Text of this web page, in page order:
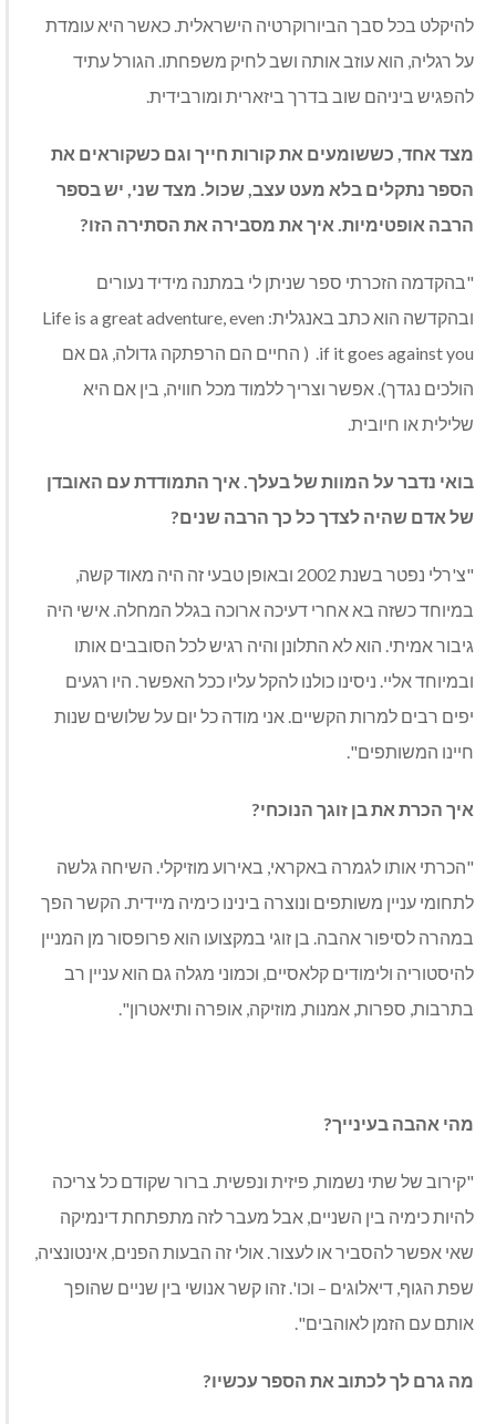
להיקלט בכל סבך הביורוקרטיה הישראלית. כאשר היא עומדת
על רגליה, הוא עוזב אותה ושב לחיק משפחתו. הגורל עתיד
להפגיש ביניהם שוב בדרך ביזארית ומורבידית.
מצד אחד, כששומעים את קורות חייך וגם כשקוראים את
הספר נתקלים בלא מעט עצב, שכול. מצד שני, יש בספר
הרבה אופטימיות. איך את מסבירה את הסתירה הזו?
"בהקדמה הזכרתי ספר שניתן לי במתנה מידיד נעורים
ובהקדשה הוא כתב באנגלית: Life is a great adventure, even
if it goes against you. ( החיים הם הרפתקה גדולה, גם אם
הולכים נגדך). אפשר וצריך ללמוד מכל חוויה, בין אם היא
שלילית או חיובית.
בואי נדבר על המוות של בעלך. איך התמודדת עם האובדן
של אדם שהיה לצדך כל כך הרבה שנים?
"צ'רלי נפטר בשנת 2002 ובאופן טבעי זה היה מאוד קשה,
במיוחד כשזה בא אחרי דעיכה ארוכה בגלל המחלה. אישי היה
גיבור אמיתי. הוא לא התלונן והיה רגיש לכל הסובבים אותו
ובמיוחד אליי. ניסינו כולנו להקל עליו ככל האפשר. היו רגעים
יפים רבים למרות הקשיים. אני מודה כל יום על שלושים שנות
חיינו המשותפים".
איך הכרת את בן זוגך הנוכחי?
"הכרתי אותו לגמרה באקראי, באירוע מוזיקלי. השיחה גלשה
לתחומי עניין משותפים ונוצרה בינינו כימיה מיידית. הקשר הפך
במהרה לסיפור אהבה. בן זוגי במקצועו הוא פרופסור מן המניין
להיסטוריה ולימודים קלאסיים, וכמוני מגלה גם הוא עניין רב
בתרבות, ספרות, אמנות, מוזיקה, אופרה ותיאטרון".
מהי אהבה בעינייך?
"קירוב של שתי נשמות, פיזית ונפשית. ברור שקודם כל צריכה
להיות כימיה בין השניים, אבל מעבר לזה מתפתחת דינמיקה
שאי אפשר להסביר או לעצור. אולי זה הבעות הפנים, אינטונציה,
שפת הגוף, דיאלוגים – וכו'. זהו קשר אנושי בין שניים שהופך
אותם עם הזמן לאוהבים".
מה גרם לך לכתוב את הספר עכשיו?